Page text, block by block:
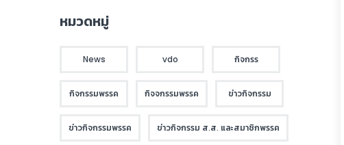
หมวดหมู่
News vdo กิจกรร
กิจกรรมพรรค กิจจกรรมพรรค ข่าวกิจกรรม
ข่าวกิจกรรมพรรค ข่าวกิจกรรม ส.ส. และสมาชิกพรรค